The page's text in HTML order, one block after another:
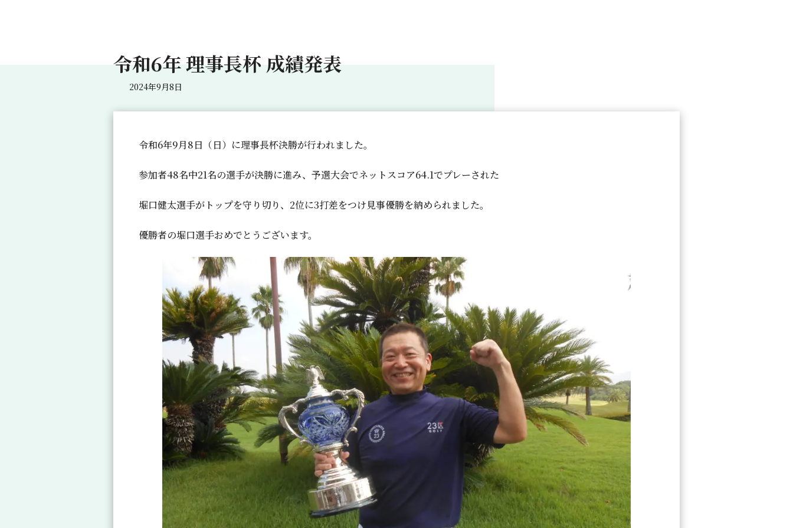
令和6年 理事長杯 成績発表
2024年9月8日
令和6年9月8日（日）に理事長杯決勝が行われました。
参加者48名中21名の選手が決勝に進み、予選大会でネットスコア64.1でプレーされた
堀口健太選手がトップを守り切り、2位に3打差をつけ見事優勝を納められました。
優勝者の堀口選手おめでとうございます。